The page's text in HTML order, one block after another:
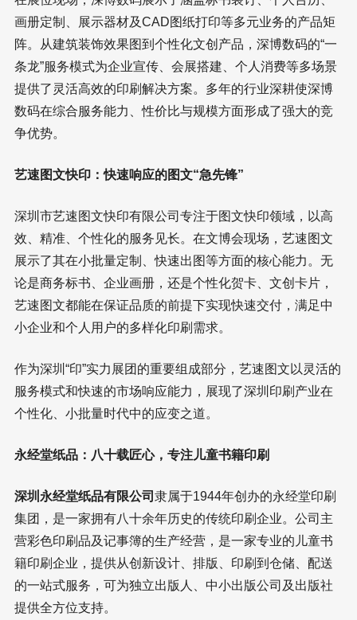
画册定制、展示器材及CAD图纸打印等多元业务的产品矩
阵。从建筑装饰效果图到个性化文创产品，深博数码的“一
条龙”服务模式为企业宣传、会展搭建、个人消费等多场景
提供了灵活高效的印刷解决方案。多年的行业深耕使深博
数码在综合服务能力、性价比与规模方面形成了强大的竞
争优势。
艺速图文快印：快速响应的图文“急先锋”
深圳市艺速图文快印有限公司专注于图文快印领域，以高
效、精准、个性化的服务见长。在文博会现场，艺速图文
展示了其在小批量定制、快速出图等方面的核心能力。无
论是商务标书、企业画册，还是个性化贺卡、文创卡片，
艺速图文都能在保证品质的前提下实现快速交付，满足中
小企业和个人用户的多样化印刷需求。
作为深圳“印”实力展团的重要组成部分，艺速图文以灵活的
服务模式和快速的市场响应能力，展现了深圳印刷产业在
个性化、小批量时代中的应变之道。
永经堂纸品：八十载匠心，专注儿童书籍印刷
深圳永经堂纸品有限公司 隶属于1944年创办的永经堂印刷
集团，是一家拥有八十余年历史的传统印刷企业。公司主
营彩色印刷品及记事簿的生产经营，是一家专业的儿童书
籍印刷企业，提供从创新设计、排版、印刷到仓储、配送
的一站式服务，可为独立出版人、中小出版公司及出版社
提供全方位支持。